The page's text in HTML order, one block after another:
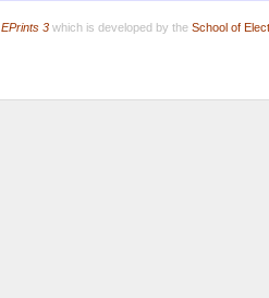
EPrints 3which is developed by the School of